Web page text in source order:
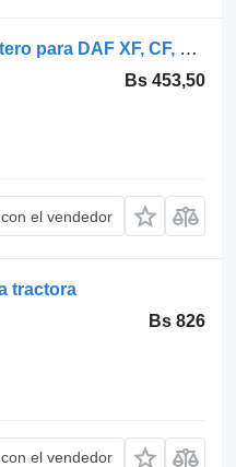
DAF FARA DAF XF/LF/CF P. Z REGULYuV. 1EJ247046021 faro delantero para DAF XF, CF, LF, Rogue cabeza tractora
Bs 453,50
el vendedor
tractora
Bs 826
el vendedor